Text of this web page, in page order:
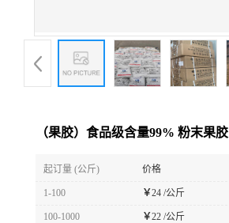
（果胶）食品级含量99% 粉末果胶
起订量 (公斤) 价格
1-100 ￥24 /公斤
100-1000 ￥22 /公斤